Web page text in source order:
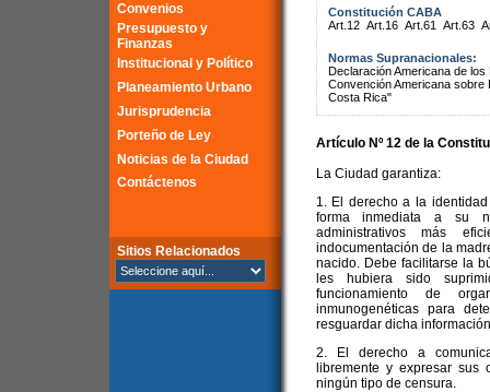
Convenios
Presupuesto y
Finanzas
Institucional y Político
Planeamiento Urbano
Jurisprudencia
Porteño de Ley
Noticias de la Ciudad
Contáctenos
Sitios Relacionados
Constitución CABA
Art.12 Art.16 Art.61 Art.63
Normas Supranacionales:
Declaración Americana de
Convención Americana
Costa Rica"
Artículo Nº 12 de la
La Ciudad garantiza:
1. El derecho a la
forma inmediata a su
administrativos más
indocumentación de la
nacido. Debe facilitarse la
les hubiera sido
funcionamiento de
inmunogenéticas para
resguardar dicha
2. El derecho a
libremente y expresar
ningún tipo de censura.